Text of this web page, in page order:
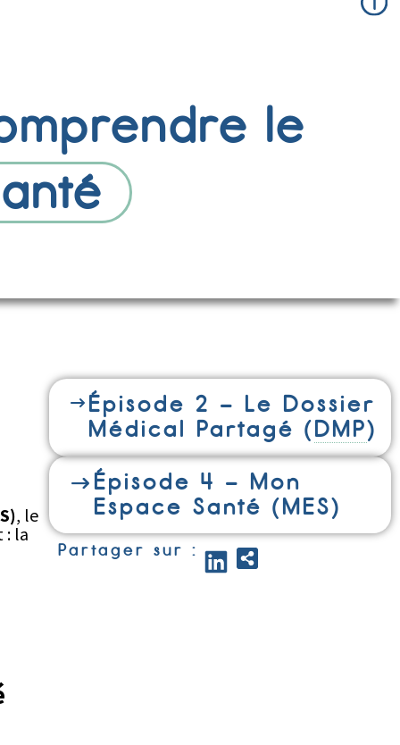
le
, le
: la
Épisode 2 – Le Dossier
Médical Partagé (DMP)
Épisode 4 – Mon
Espace Santé (MES)
Partager sur :